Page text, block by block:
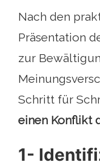
Nach den
Präsentation
zur
Schritt für
einen Konflikt
1-